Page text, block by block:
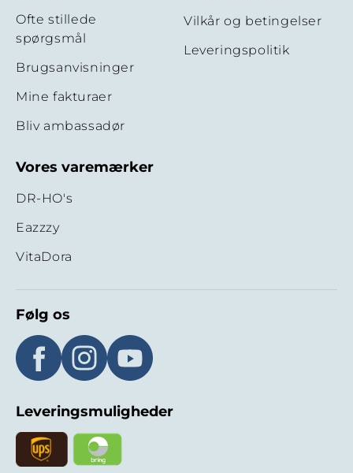
Ofte stillede
spørgsmål
Brugsanvisninger
Mine fakturaer
Bliv ambassadør
Vilkår og betingelser
Leveringspolitik
Vores varemærker
DR-HO's
Eazzzy
VitaDora
Følg os
Leveringsmuligheder